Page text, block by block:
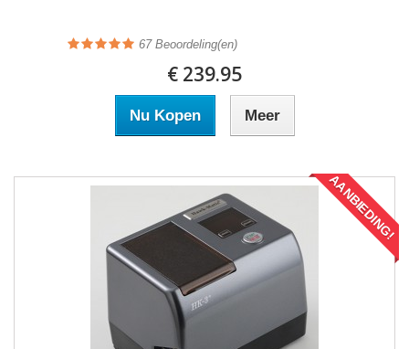
67Beoordeling(en)
€ 239.95
Nu Kopen Meer
AANBIEDING!